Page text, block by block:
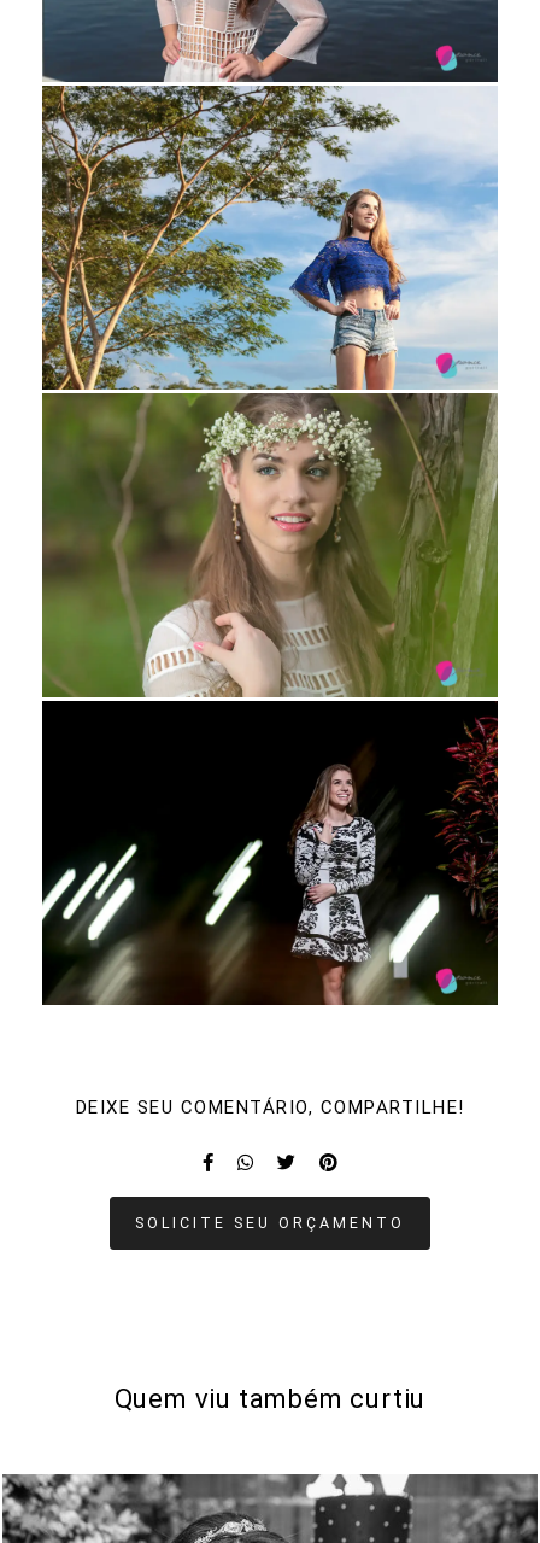
DEIXE SEU COMENTÁRIO, COMPARTILHE!
SOLICITE SEU ORÇAMENTO
Quem viu também curtiu